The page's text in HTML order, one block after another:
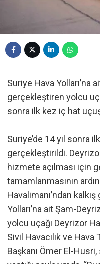
Suriye Hava
gerçekleştiren yolcu
sonra ilk kez iç hat
Suriye’de 14 yıl sonra
gerçekleştirildi.
hizmete açılması için
tamamlanmasının
Havalimanı’ndan
Yolları’na ait Şam-
yolcu uçağı Deyrizor
Sivil Havacılık ve Hava
Başkanı Ömer El-